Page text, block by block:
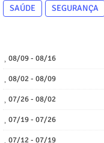
SAÚDE
SEGURANÇA
08/09 - 08/16
08/02 - 08/09
07/26 - 08/02
07/19 - 07/26
07/12 - 07/19